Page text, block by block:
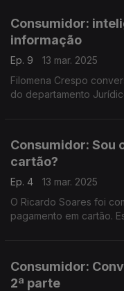
Consumidor:
informação
Ep. 9
13 mar. 2025
Filomena Crespo
do departamento
Consumidor: Sou
cartão?
Ep. 4
13 mar. 2025
O Ricardo Soares foi
pagamento em cartão.
Consumidor:
2ª parte